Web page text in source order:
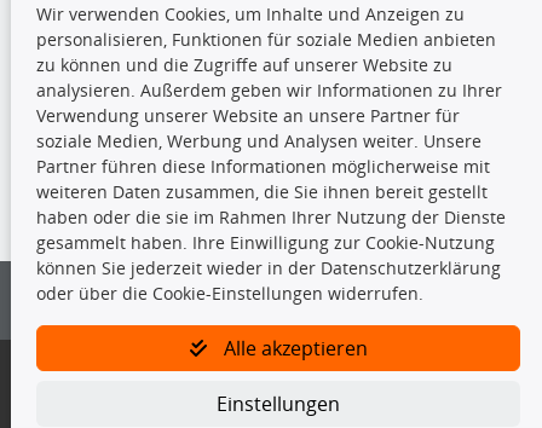
TecDoc Inside
Die hier angezeigten Daten insbesondere die gesamte Datenbank dürfen
nicht kopiert werden.
Es ist zu unterlassen, die Daten oder die gesamte Datenbank ohne
vorherige Zustimmung von TecDoc zu vervielfältigen, zu verbreiten
und/oder diese Handlungen durch Dritte ausführen zu lassen. Ein
Bitte prüfen Sie, ob das über unseren Onlineshop identifizierte Ersatzteil
Gegebenenfalls sind ergänzende Informationen notwendig, um
Wir verwenden Cookies, um Inhalte und Anzeigen zu
personalisieren, Funktionen für soziale Medien anbieten
zu können und die Zugriffe auf unserer Website zu
analysieren. Außerdem geben wir Informationen zu Ihrer
Verwendung unserer Website an unsere Partner für
soziale Medien, Werbung und Analysen weiter. Unsere
Partner führen diese Informationen möglicherweise mit
weiteren Daten zusammen, die Sie ihnen bereit gestellt
haben oder die sie im Rahmen Ihrer Nutzung der Dienste
gesammelt haben. Ihre Einwilligung zur Cookie-Nutzung
können Sie jederzeit wieder in der Datenschutzerklärung
oder über die Cookie-Einstellungen widerrufen.
Alle akzeptieren
Einstellungen